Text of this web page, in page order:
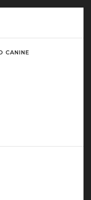
CANINE